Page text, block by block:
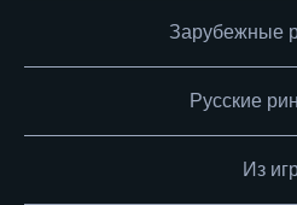
Зарубежные
Русские
Из